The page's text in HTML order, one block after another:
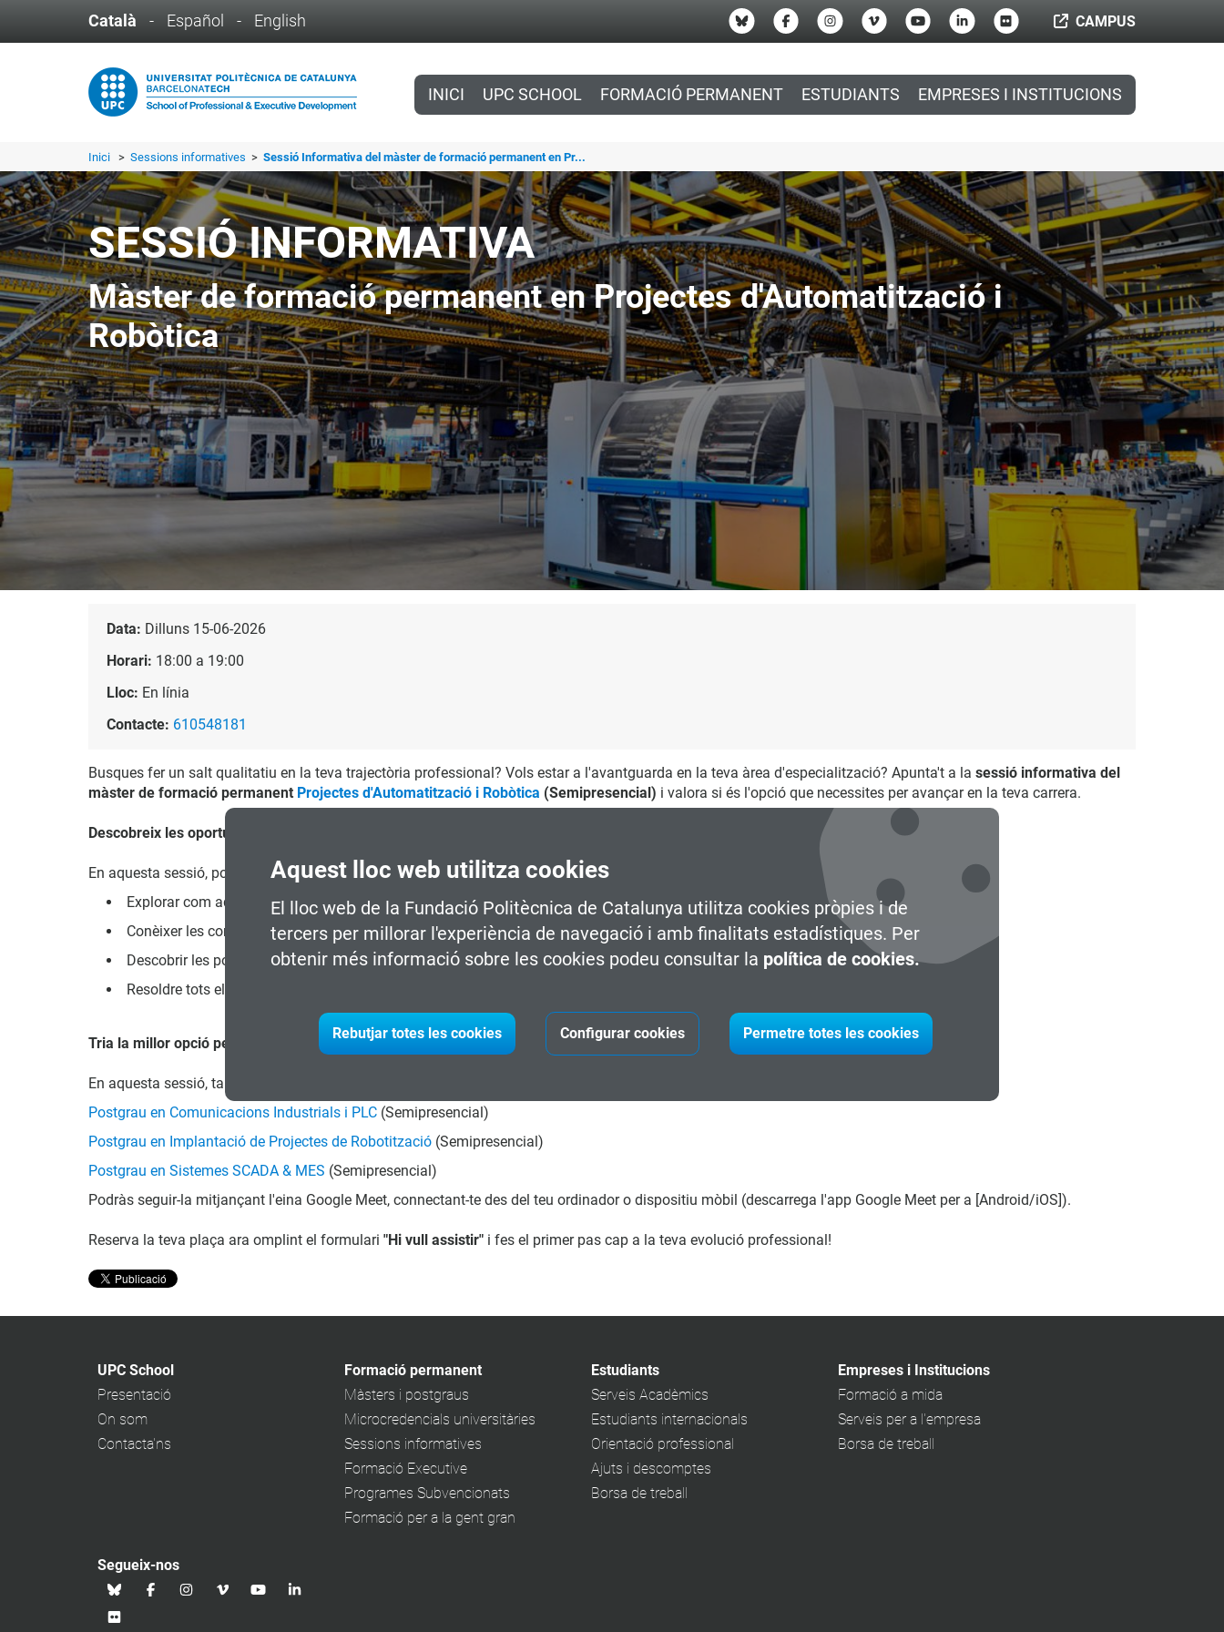
Aquest lloc web utilitza cookies
El lloc web de la Fundació Politècnica de Catalunya utilitza cookies pròpies i de
tercers per millorar l'experiència de navegació i amb finalitats estadístiques. Per
obtenir més informació sobre les cookies podeu consultar la política de cookies.
Rebutjar totes les cookies Configurar cookies Permetre totes les cookies
Català - Español - English CAMPUS
INICI UPC SCHOOL FORMACIÓ PERMANENT ESTUDIANTS EMPRESES I INSTITUCIONS
Inici > Sessions informatives > Sessió Informativa del màster de formació permanent en Pr...
SESSIÓ INFORMATIVA
Màster de formació permanent en Projectes d'Automatització i
Robòtica
Data: Dilluns 15-06-2026
Horari: 18:00 a 19:00
Lloc: En línia
Contacte: 610548181
Busques fer un salt qualitatiu en la teva trajectòria professional? Vols estar a l'avantguarda en la teva àrea d'especialització? Apunta't a la sessió informativa del
màster de formació permanent Projectes d'Automatització i Robòtica (Semipresencial) i valora si és l'opció que necessites per avançar en la teva carrera.
Descobreix les oportunitats que t'esperen!
En aquesta sessió, podràs:
Explorar com aquest programa pot obrir-te noves portes en el teu futur laboral.
Conèixer les competències clau que adquiriràs per destacar en el sector.
Descobrir les possibilitats de reorientació professional cap a àrees emergents.
Resoldre tots els teus dubtes sobre el procés de matrícula amb les nostres assessores.
Tria la millor opció per a tu!
En aquesta sessió, també s'informarà sobre els programes d'oferta modular d'aquest programa.
Postgrau en Comunicacions Industrials i PLC (Semipresencial)
Postgrau en Implantació de Projectes de Robotització (Semipresencial)
Postgrau en Sistemes SCADA & MES (Semipresencial)
Podràs seguir-la mitjançant l'eina Google Meet, connectant-te des del teu ordinador o dispositiu mòbil (descarrega l'app Google Meet per a [Android/iOS]).
Reserva la teva plaça ara omplint el formulari "Hi vull assistir" i fes el primer pas cap a la teva evolució professional!
UPC School
Presentació
On som
Contacta'ns
Formació permanent
Màsters i postgraus
Microcredencials universitàries
Sessions informatives
Formació Executive
Programes Subvencionats
Formació per a la gent gran
Estudiants
Serveis Acadèmics
Estudiants internacionals
Orientació professional
Ajuts i descomptes
Borsa de treball
Empreses i Institucions
Formació a mida
Serveis per a l'empresa
Borsa de treball
Segueix-nos